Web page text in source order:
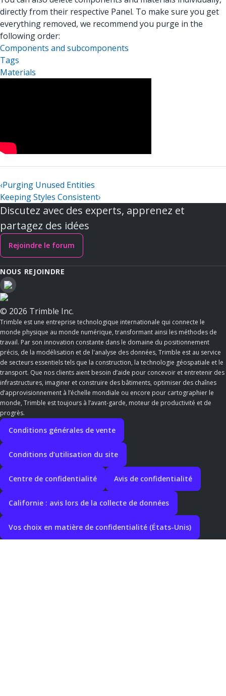
directly from their respective Panel. To make sure you get
everything removed, we recommend you purge in the
following order:
Components and subcomponents
Tags
Materials
‹Purging Unused Entities
Keeping Styles Consistent›
Discutez avec des experts, apprenez et
partagez des idées
Rejoindre le forum
NOUS REJOINDRE
© 2026 Trimble Inc.
Trimble est une entreprise technologique internationale qui connecte le
monde physique au monde numérique, transformant ainsi les méthodes de
travail. Par son innovation constante dans le domaine du positionnement
précis, de la modélisation et de l'analyse des données, Trimble est au service
de secteurs essentiels tels que la construction, la technologie géospatiale et le
transport. Que nos clients aient besoin d’aide pour concevoir et entretenir des
infrastructures, imaginer et construire des bâtiments, optimiser des chaînes
d’approvisionnement à l’échelle mondiale ou encore pour cartographier le
monde, Trimble est toujours à l’avant-garde, moteur de productivité et de
progrès.
Conditions générales de vente
Conditions d’utilisation du site
Centre de confidentialité Avis de confidentialité
Californie : avis lors de la collecte de données
Vos choix en matière de confidentialité (États-Unis)